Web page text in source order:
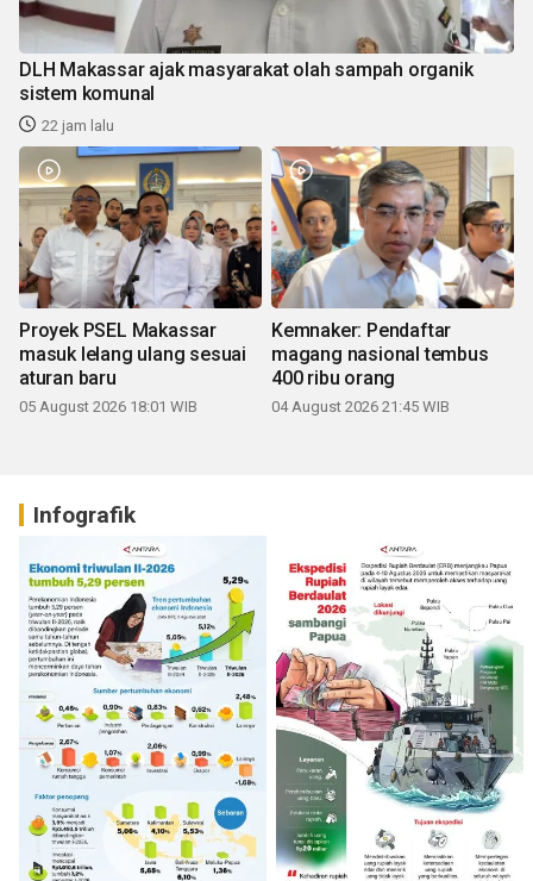
DLH Makassar ajak masyarakat olah sampah organik
sistem komunal
22 jam lalu
Proyek PSEL Makassar
masuk lelang ulang sesuai
aturan baru
05 August 2026 18:01 WIB
Kemnaker: Pendaftar
magang nasional tembus
400 ribu orang
04 August 2026 21:45 WIB
Infografik